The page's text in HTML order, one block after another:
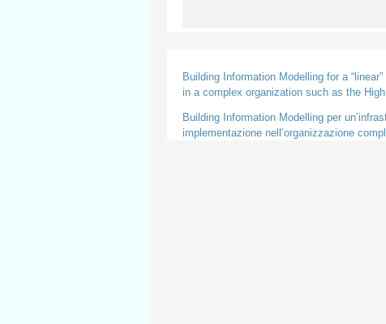
Building Information Modelling for a
in a complex organization such as the
Building Information Modelling per
implementazione nell’organizzazione